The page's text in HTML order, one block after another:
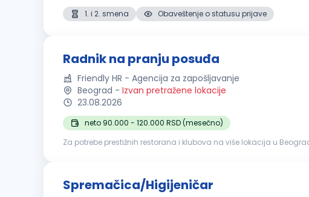
1. i 2. smena Obaveštenje o statusu prijave
Radnik na pranju posuđa
Friendly HR - Agencija za zapošljavanje
Beograd - Izvan pretražene lokacije
23.08.2026
neto 90.000 - 120.000 RSD (mesečno)
Za potrebe prestižnih restorana i klubova na više lokacija u Beogradu
Spremačica/Higijeničar